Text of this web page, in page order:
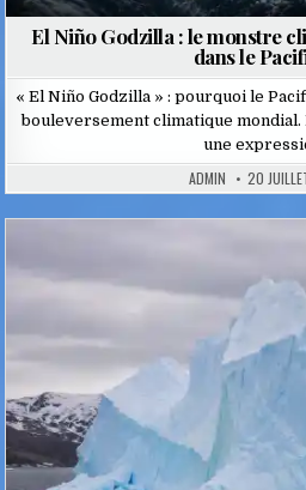
El Niño Godzilla : le monstre
dans le
« El Niño Godzilla » : pourquoi le
bouleversement climatique mondial.
une
ADMIN 20